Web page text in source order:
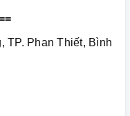
TP. Phan Thiết, Bình